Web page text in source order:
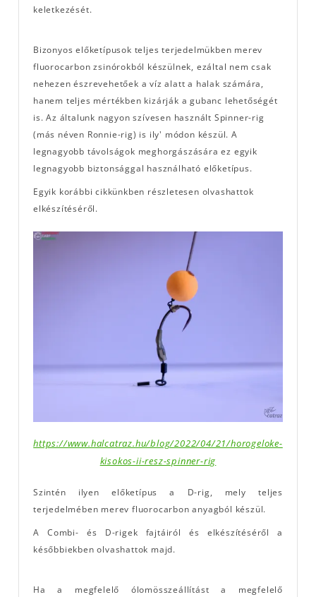
keletkezését.
Bizonyos előketípusok teljes terjedelmükben merev
fluorocarbon zsinórokból készülnek, ezáltal nem csak
nehezen észrevehetőek a víz alatt a halak számára,
hanem teljes mértékben kizárják a gubanc lehetőségét
is. Az általunk nagyon szívesen használt Spinner-rig
(más néven Ronnie-rig) is ily' módon készül. A
legnagyobb távolságok meghorgászására ez egyik
legnagyobb biztonsággal használható előketípus.
Egyik korábbi cikkünkben részletesen olvashattok
elkészítéséről.
https://www.halcatraz.hu/blog/2022/04/21/horogeloke-
kisokos-ii-resz-spinner-rig
Szintén ilyen előketípus a D-rig, mely teljes
terjedelmében merev fluorocarbon anyagból készül.
A Combi- és D-rigek fajtáiról és elkészítéséről a
későbbiekben olvashattok majd.
Ha a megfelelő ólomösszeállítást a megfelelő